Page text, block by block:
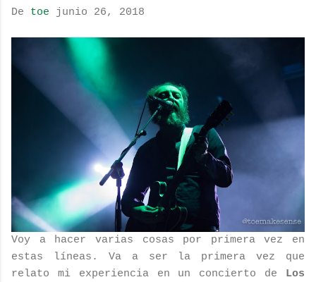
De toe junio 26, 2018
Voy a hacer varias cosas por primera vez en
estas líneas. Va a ser la primera vez que
relato mi experiencia en un concierto de Los